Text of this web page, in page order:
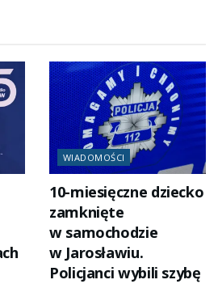
WIADOMOŚCI
10-miesięczne dziecko
zamknięte
w samochodzie
w Jarosławiu.
Policjanci wybili szybę